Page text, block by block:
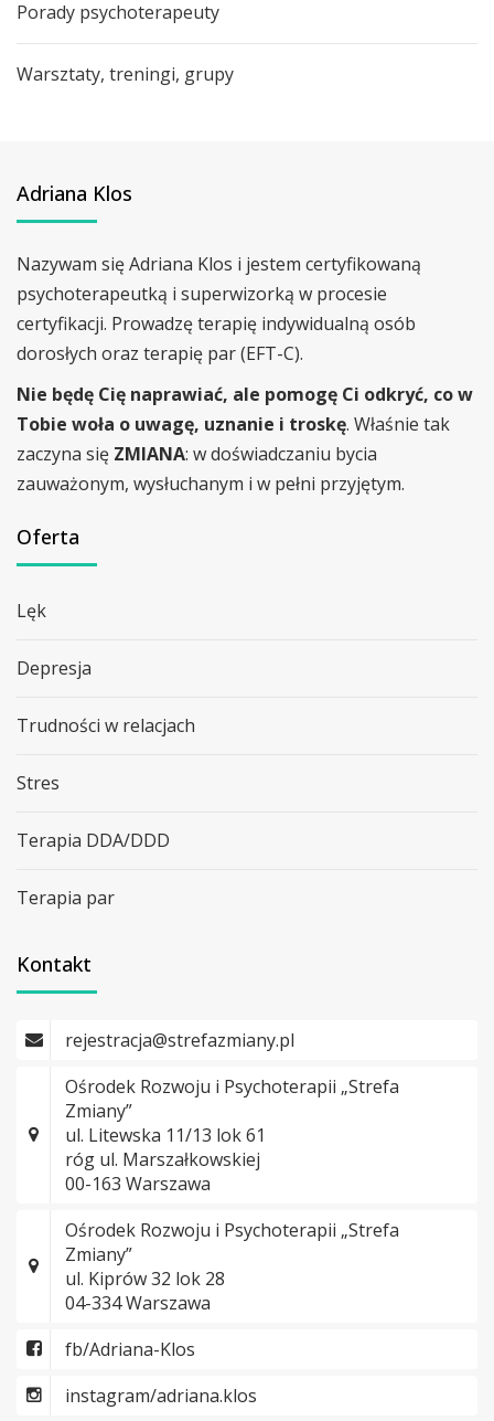
Porady psychoterapeuty
Warsztaty, treningi, grupy
Adriana Klos
Nazywam się Adriana Klos i jestem certyfikowaną
psychoterapeutką i superwizorką w procesie
certyfikacji. Prowadzę terapię indywidualną osób
dorosłych oraz terapię par (EFT-C).
Nie będę Cię naprawiać, ale pomogę Ci odkryć, co w
Tobie woła o uwagę, uznanie i troskę. Właśnie tak
zaczyna się ZMIANA: w doświadczaniu bycia
zauważonym, wysłuchanym i w pełni przyjętym.
Oferta
Lęk
Depresja
Trudności w relacjach
Stres
Terapia DDA/DDD
Terapia par
Kontakt
rejestracja@strefazmiany.pl
Ośrodek Rozwoju i Psychoterapii „Strefa
Zmiany”
ul. Litewska 11/13 lok 61
róg ul. Marszałkowskiej
00-163 Warszawa
Ośrodek Rozwoju i Psychoterapii „Strefa
Zmiany”
ul. Kiprów 32 lok 28
04-334 Warszawa
fb/Adriana-Klos
instagram/adriana.klos